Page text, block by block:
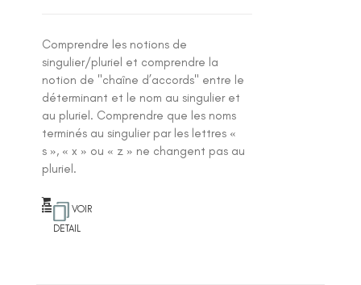
Comprendre les notions de
singulier/pluriel et comprendre la
notion de "chaîne d’accords" entre le
déterminant et le nom au singulier et
au pluriel. Comprendre que les noms
terminés au singulier par les lettres «
s », « x » ou « z » ne changent pas au
pluriel.
VOIR
DETAIL